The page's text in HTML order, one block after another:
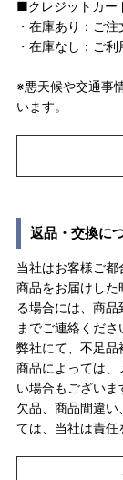
■クレジットカー
・在庫あり：ご
・在庫なし：ご
※悪天候や交通事
います。
返品・交換に
当社はお客様ご都
商品をお届けした
る場合には、商
までご連絡くださ
弊社にて、不足品
商品によっては、
い場合もございま
欠品、商品間違
ては、当社は責任